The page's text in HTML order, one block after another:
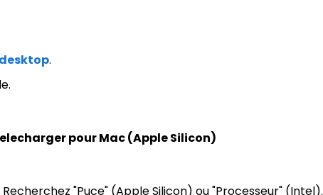
.
pour Mac (Apple Silicon)
Recherchez "Puce" (Apple Silicon) ou "Processeur" (Intel).